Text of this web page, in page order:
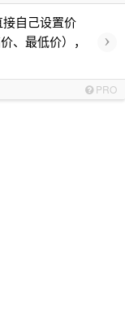
自己设置价
、最低价），
›
PRO